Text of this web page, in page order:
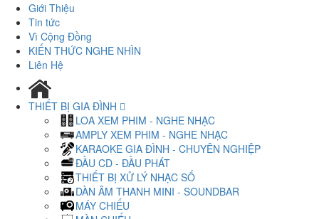
Giới Thiệu
Tin tức
Vì Cộng Đồng
KIẾN THỨC NGHE NHÌN
Liên Hệ
THIẾT BỊ GIA ĐÌNH
LOA XEM PHIM - NGHE NHẠC
AMPLY XEM PHIM - NGHE NHẠC
KARAOKE GIA ĐÌNH - CHUYÊN NGHIỆP
ĐẦU CD - ĐẦU PHÁT
THIẾT BỊ XỬ LÝ NHẠC SỐ
DÀN ÂM THANH MINI - SOUNDBAR
MÁY CHIẾU